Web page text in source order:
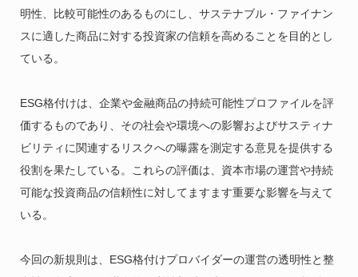
明性、比較可能性のあるものにし、サステナブル・ファイナン
スに適した商品に対する投資家の信頼を高めることを目的とし
ている。
ESG格付けは、企業や金融商品の持続可能性プロファイルを評
価するものであり、その社会や環境への影響およびサスティナ
ビリティに関連するリスクへの曝露を測定する意見を提供する
役割を果たしている。これらの評価は、資本市場の運営や持続
可能な投資商品の信頼性に対してますます重要な影響を与えて
いる。
今回の新規則は、ESG格付けプロバイダーの運営の透明性と整